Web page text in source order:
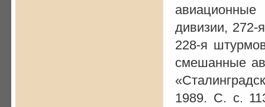
дивизии, 272-
228-я
смешанные
1989. С. с.